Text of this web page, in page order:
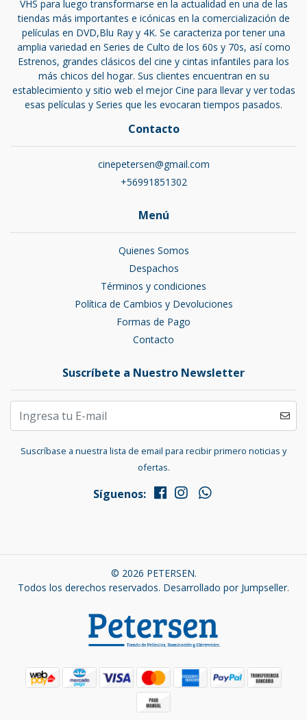
VHS para luego transformarse en la actualidad en una de las
tiendas más importantes e icónicas en la comercialización de
películas en DVD,Blu Ray y 4K. Se caracteriza por tener una
amplia variedad en Series de Culto de los 60s y 70s, así como
Estrenos, grandes clásicos del cine y cintas infantiles para los
más chicos del hogar. Sus clientes encuentran en su
establecimiento y sitio web el mejor Cine para llevar y ver todas
esas películas y Series que les evocaran tiempos pasados.
Contacto
cinepetersen@gmail.com
+56991851302
Menú
Quienes Somos
Despachos
Términos y condiciones
Política de Cambios y Devoluciones
Formas de Pago
Contacto
Suscríbete a Nuestro Newsletter
Suscríbase a nuestra lista de email para recibir primero noticias y
ofertas.
Síguenos:
© 2026 PETERSEN.
Todos los derechos reservados. Desarrollado por Jumpseller.